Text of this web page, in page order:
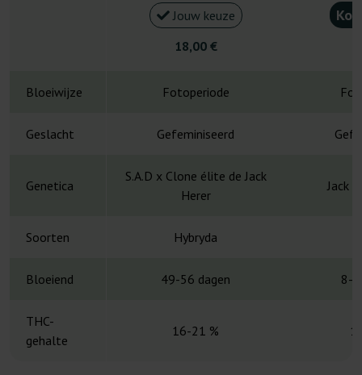
Jouw keuze
18,00 €
Bloeiwijze Fotoperiode
Geslacht Gefeminiseerd
Genetica
S.A.D x Clone élite de Jack
Herer
Jack
Soorten Hybryda
Bloeiend 49-56 dagen 8-
THC-
gehalte
16-21 %